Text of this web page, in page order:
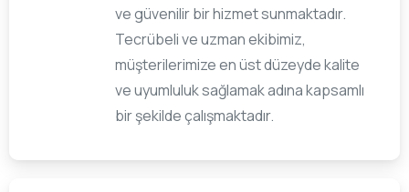
ve güvenilir bir hizmet sunmaktadır.
Tecrübeli ve uzman ekibimiz,
müşterilerimize en üst düzeyde kalite
ve uyumluluk sağlamak adına kapsamlı
bir şekilde çalışmaktadır.